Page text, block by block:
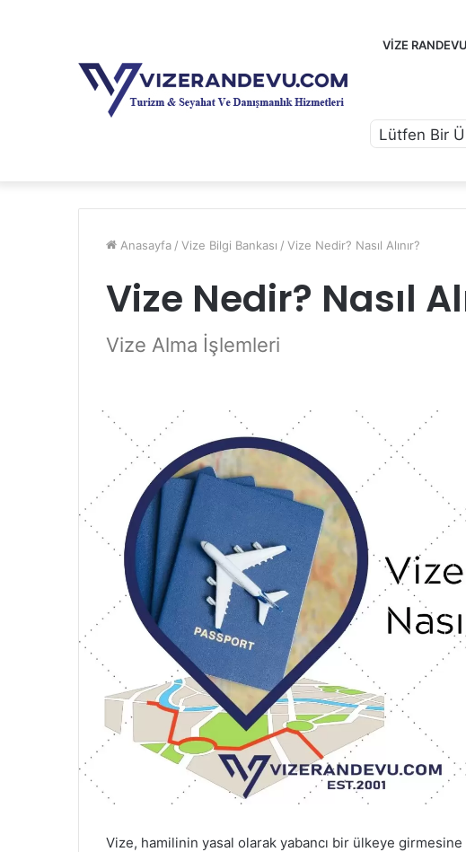
VIZE
Anasayfa / Vize Bilgi Bankası / Vize Nedir? Nasıl Alınır?
Vize Nedir? Nasıl
Vize Alma İşlemleri
Vize, hamilinin yasal olarak yabancı bir ülkeye